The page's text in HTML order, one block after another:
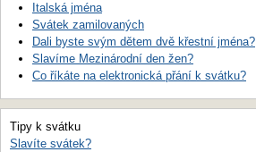
Italská jména
Svátek zamilovaných
Dali byste svým dětem dvě křestní jména?
Slavíme Mezinárodní den žen?
Co říkáte na elektronická přání k svátku?
Tipy k svátku
Slavíte svátek?